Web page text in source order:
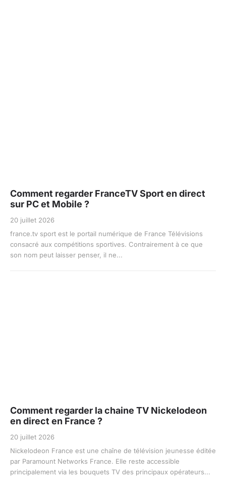
Comment regarder FranceTV Sport en direct
sur PC et Mobile ?
20 juillet 2026
france.tv sport est le portail numérique de France Télévisions
consacré aux compétitions sportives. Contrairement à ce que
son nom peut laisser penser, il ne...
Comment regarder la chaine TV Nickelodeon
en direct en France ?
20 juillet 2026
Nickelodeon France est une chaîne de télévision jeunesse éditée
par Paramount Networks France. Elle reste accessible
principalement via les bouquets TV des principaux opérateurs...